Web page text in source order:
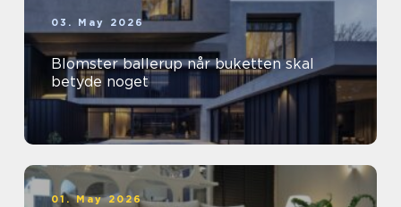
03. May 2026
Blomster ballerup når buketten skal
betyde noget
01. May 2026